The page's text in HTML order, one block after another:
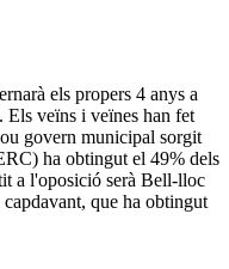
els propers 4 anys a
veïns i veïnes han fet
govern municipal sorgit
ha obtingut el 49% dels
a l'oposició serà Bell-lloc
que ha obtingut